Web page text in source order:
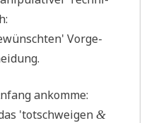
Vor­ge­
ankomme:
'tot­schwei­gen&